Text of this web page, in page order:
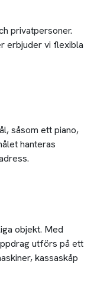
privatpersoner.
erbjuder vi flexibla
såsom ett piano,
hanteras
objekt. Med
utförs på ett
kassaskåp